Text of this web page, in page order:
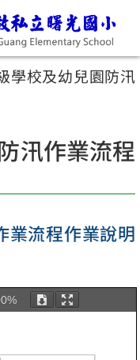
學校及幼兒園防汛
汛作業流程
業流程作業說明